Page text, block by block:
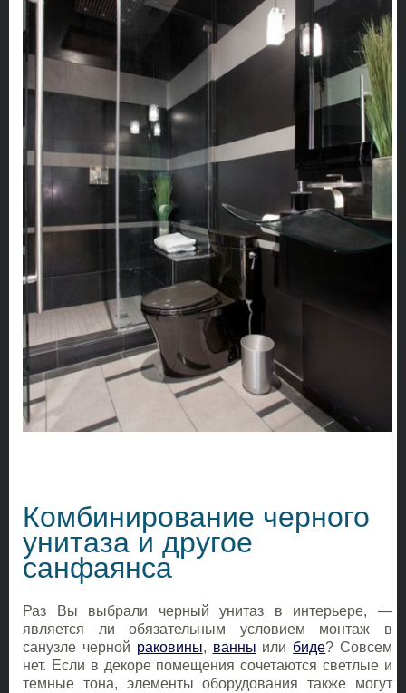
Комбинирование черного
унитаза и другое
санфаянса
Раз Вы выбрали черный унитаз в интерьере, —
является ли обязательным условием монтаж в
санузле черной раковины, ванны или биде? Совсем
нет. Если в декоре помещения сочетаются светлые и
темные тона, элементы оборудования также могут